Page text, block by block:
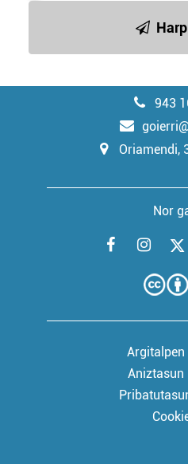
943
Oriamendi,
Nor
Aniztasun